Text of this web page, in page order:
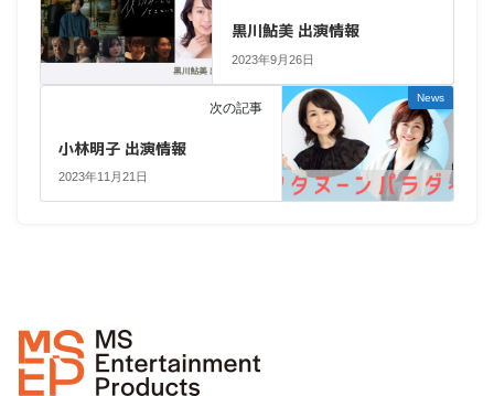
黒川鮎美 出演情報
2023年9月26日
News
次の記事
小林明子 出演情報
2023年11月21日